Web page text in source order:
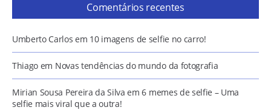
Comentários recentes
Umberto Carlos em 10 imagens de selfie no carro!
Thiago em Novas tendências do mundo da fotografia
Mirian Sousa Pereira da Silva em6 memes de selfie – Uma
selfie mais viral que a outra!